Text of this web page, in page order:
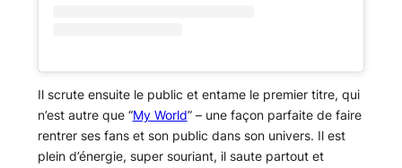
Il scrute ensuite le public et entame le premier titre, qui
n’est autre que “My World” – une façon parfaite de faire
rentrer ses fans et son public dans son univers. Il est
plein d’énergie, super souriant, il saute partout et